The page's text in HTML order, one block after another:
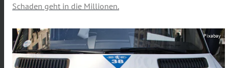
Schaden geht in die Millionen.
Pixabay